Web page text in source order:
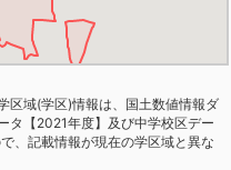
区域(学区)情報は、国土数値情報ダ
タ【2021年度】及び中学校区デー
、記載情報が現在の学区域と異な